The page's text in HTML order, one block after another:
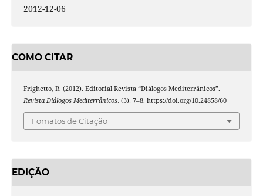
2012-12-06
COMO CITAR
Frighetto, R. (2012). Editorial Revista “Diálogos Mediterrânicos”.
Revista Diálogos Mediterrânicos, (3), 7–8. https://doi.org/10.24858/60
Fomatos de Citação
EDIÇÃO